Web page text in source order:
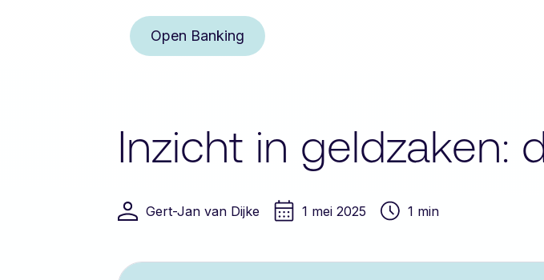
Open Banking
Inzicht in geldzaken:
Gert-Jan van Dijke 1 mei 2025 1 min